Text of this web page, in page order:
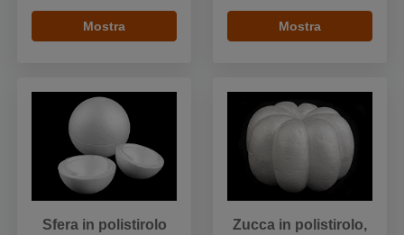
Mostra Mostra
Sfera in polistirolo
Zucca in polistirolo,